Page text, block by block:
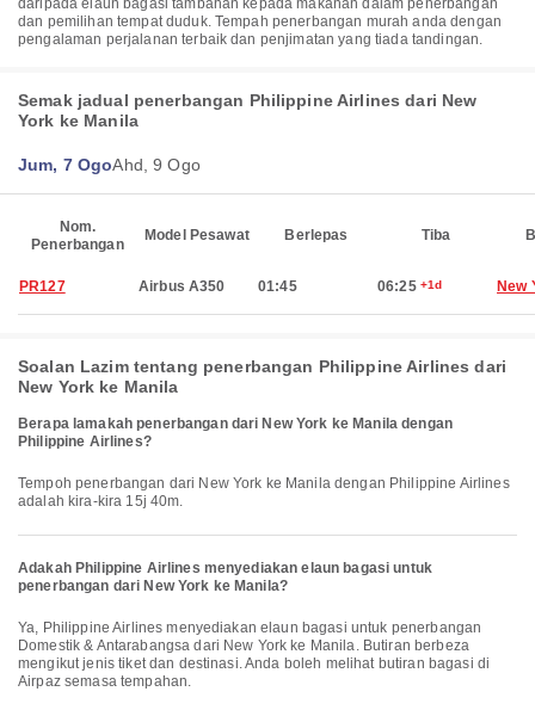
daripada elaun bagasi tambahan kepada makanan dalam penerbangan
dan pemilihan tempat duduk. Tempah penerbangan murah anda dengan
pengalaman perjalanan terbaik dan penjimatan yang tiada tandingan.
Semak jadual penerbangan Philippine Airlines dari New
York ke Manila
Jum, 7 OgoAhd, 9 Ogo
Nom.
Penerbangan
Model Pesawat Berlepas Tiba
PR127 Airbus A350 01:45 06:25 +1d New
Soalan Lazim tentang penerbangan Philippine Airlines dari
New York ke Manila
Berapa lamakah penerbangan dari New York ke Manila dengan
Philippine Airlines?
Tempoh penerbangan dari New York ke Manila dengan Philippine Airlines
adalah kira-kira 15j 40m.
Adakah Philippine Airlines menyediakan elaun bagasi untuk
penerbangan dari New York ke Manila?
Ya, Philippine Airlines menyediakan elaun bagasi untuk penerbangan
Domestik & Antarabangsa dari New York ke Manila. Butiran berbeza
mengikut jenis tiket dan destinasi. Anda boleh melihat butiran bagasi di
Airpaz semasa tempahan.